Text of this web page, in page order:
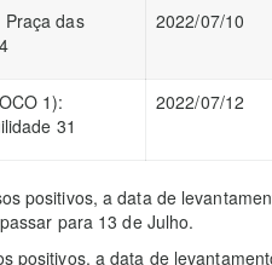
Praça das
2022/07/10
1):
31
2022/07/12
positivos, a data de
para 13 de Julho.
positivos, a data de